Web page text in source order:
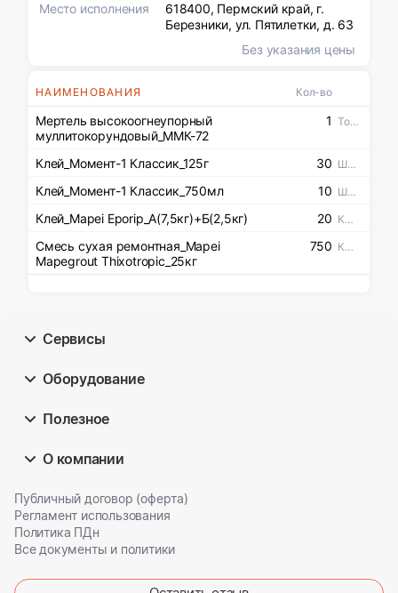
Место исполнения
618400, Пермский край, г.
Березники, ул. Пятилетки, д. 63
Без указания цены
НАИМЕНОВАНИЯ Кол-во
Мертель высокоогнеупорный
муллитокорундовый_ММК-72
1 Тонна
Клей_Момент-1 Классик_125г 30 Штука
Клей_Момент-1 Классик_750мл 10 Штука
Клей_Mapei Eporip_А(7,5кг)+Б(2,5кг) 20 Килограмм
Смесь сухая ремонтная_Mapei
Mapegrout Thixotropic_25кг
750 Килограмм
Сервисы
Оборудование
Полезное
О компании
Публичный договор (оферта)
Регламент использования
Политика ПДн
Все документы и политики